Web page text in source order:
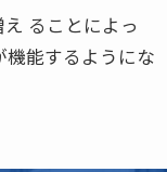
ることによっ
機能するようにな